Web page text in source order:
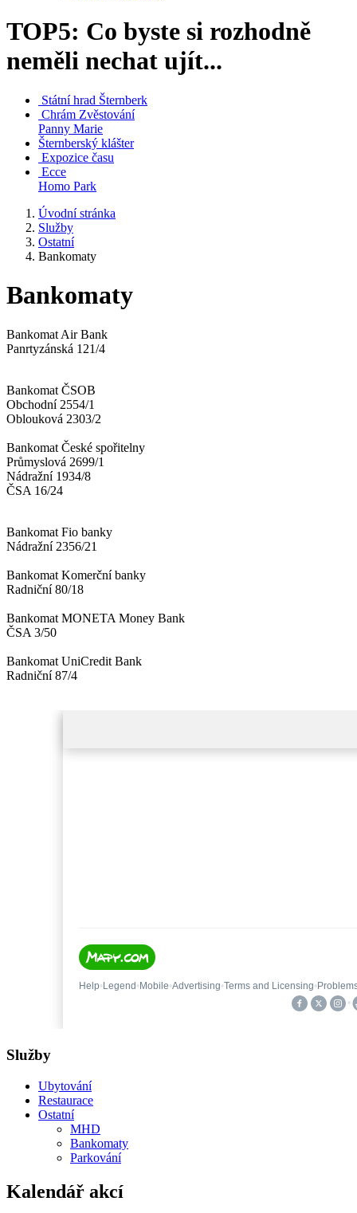
TOP5: Co byste si rozhodně
neměli nechat ujít...
Státní hrad Šternberk
Chrám Zvěstování
Panny Marie
Šternberský klášter
Expozice času
Ecce
Homo Park
Úvodní stránka
Služby
Ostatní
Bankomaty
Bankomaty
Bankomat Air Bank
Panrtyzánská 121/4
Bankomat ČSOB
Obchodní 2554/1
Oblouková 2303/2
Bankomat České spořitelny
Průmyslová 2699/1
Nádražní 1934/8
ČSA 16/24
Bankomat Fio banky
Nádražní 2356/21
Bankomat Komerční banky
Radniční 80/18
Bankomat MONETA Money Bank
ČSA 3/50
Bankomat UniCredit Bank
Radniční 87/4
Služby
Ubytování
Restaurace
Ostatní
MHD
Bankomaty
Parkování
Kalendář akcí